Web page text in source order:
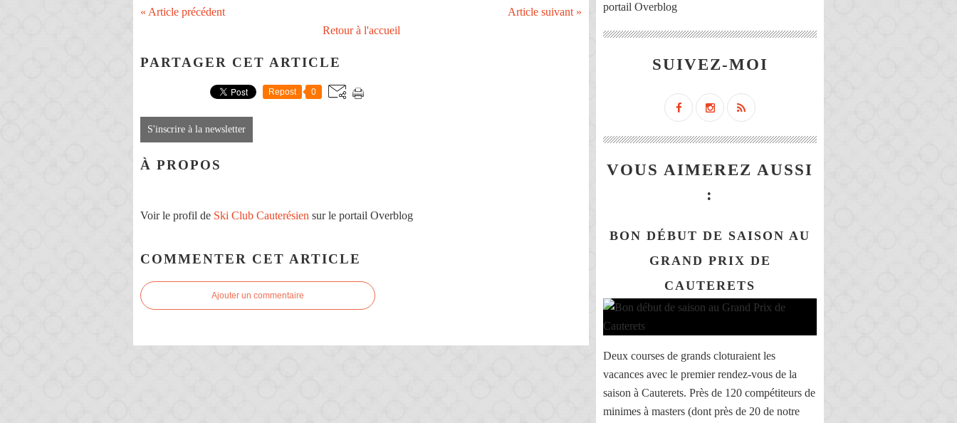
« Article précédent
Article suivant »
Retour à l'accueil
PARTAGER CET ARTICLE
Repost 0
S'inscrire à la newsletter
À PROPOS
Voir le profil de Ski Club Cauterésien sur le portail Overblog
COMMENTER CET ARTICLE
Ajouter un commentaire
portail Overblog
SUIVEZ-MOI
VOUS AIMEREZ AUSSI
:
BON DÉBUT DE SAISON AU
GRAND PRIX DE
CAUTERETS
Deux courses de grands cloturaient les
vacances avec le premier rendez-vous de la
saison à Cauterets. Près de 120 compétiteurs de
minimes à masters (dont près de 20 de notre